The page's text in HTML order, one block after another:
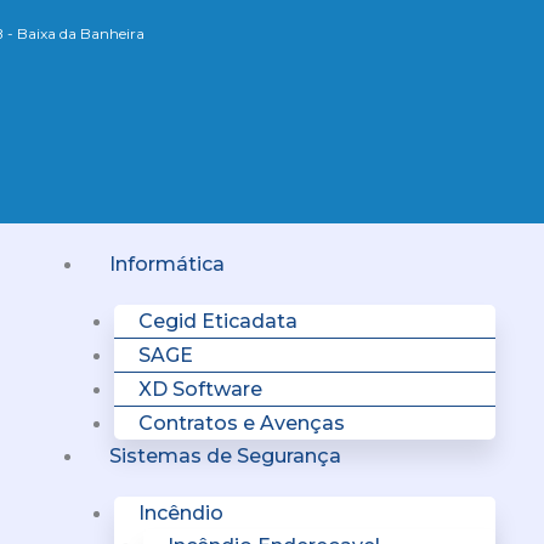
- Baixa da Banheira
Informática
Cegid Eticadata
SAGE
XD Software
Contratos e Avenças
Sistemas de Segurança
Incêndio
Menu